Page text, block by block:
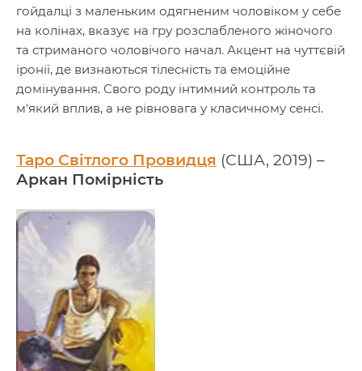
гойдалці з маленьким одягненим чоловіком у себе
на колінах, вказує на гру розслабленого жіночого
та стриманого чоловічого начал. Акцент на чуттєвій
іронії, де визнаються тілесність та емоційне
домінування. Свого роду інтимний контроль та
м'який вплив, а не рівновага у класичному сенсі.
Таро Світлого Провидця (США, 2019) –
Аркан Помірність